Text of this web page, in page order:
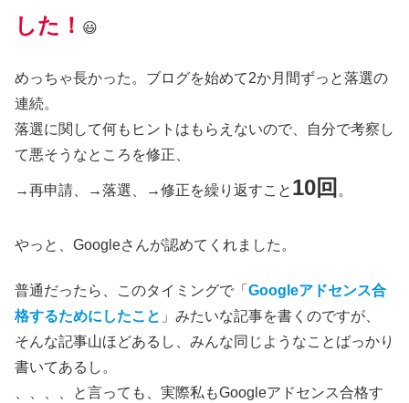
した！ 😃
めっちゃ長かった。ブログを始めて2か月間ずっと落選の
連続。
落選に関して何もヒントはもらえないので、自分で考察し
て悪そうなところを修正、
→再申請、→落選、→修正を繰り返すこと 10回 。
やっと、Googleさんが認めてくれました。
普通だったら、このタイミングで「 Googleアドセンス合
格するためにしたこと 」みたいな記事を書くのですが、
そんな記事山ほどあるし、みんな同じようなことばっかり
書いてあるし。
、、、、と言っても、実際私もGoogleアドセンス合格す